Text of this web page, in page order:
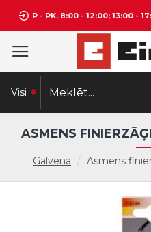
P - PK. 8:00 - 12:00; 13:00 -
Visi
Galvenā Asmens
ASMENS